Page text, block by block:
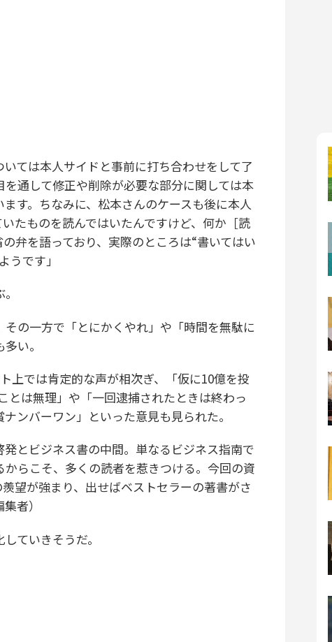
ては本人サイドと事前に打ち合わせをして了
通して修正や削除が必要な部分に関しては本
す。ちなみに、松本さんのケースも後に本人
たものを読んではいたんですけど、何か［読
弁を語っており、実際のところは“書いてはい
うです」
の一方で「とにかくやれ」や「時間を無駄に
い。
上では肯定的な声が相次ぎ、「仮に10億を投
とは無理」や「一回逮捕されたときは終わっ
ンバーワン」といった意見も見られた。
発とビジネス書の中間。単なるビジネス指南で
らこそ、多くの読者を惹きつける。今回の資
望が強まり、出せばベストセラーの著書がさ
者）
ていきそうだ。